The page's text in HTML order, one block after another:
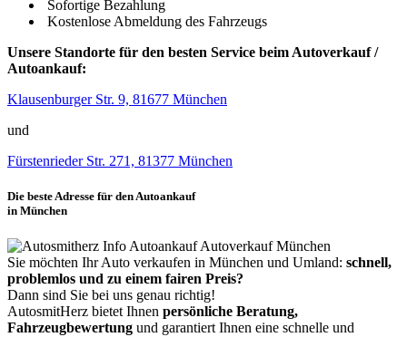
Sofortige Bezahlung
Kostenlose Abmeldung des Fahrzeugs
Unsere Standorte für den besten Service beim Autoverkauf /
Autoankauf:
Klausenburger Str. 9, 81677 München
und
Fürstenrieder Str. 271, 81377 München
Die beste Adresse für den Autoankauf
in München
Sie möchten Ihr Auto verkaufen in München und Umland: schnell,
problemlos und zu einem fairen Preis?
Dann sind Sie bei uns genau richtig!
AutosmitHerz bietet Ihnen persönliche Beratung,
Fahrzeugbewertung und garantiert Ihnen eine schnelle und